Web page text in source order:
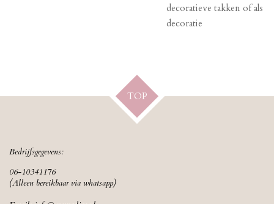
decoratieve takken of als
decoratie
TOP
Bedrijfsgegevens:
06-10341176
(Alleen bereikbaar via whatsapp)